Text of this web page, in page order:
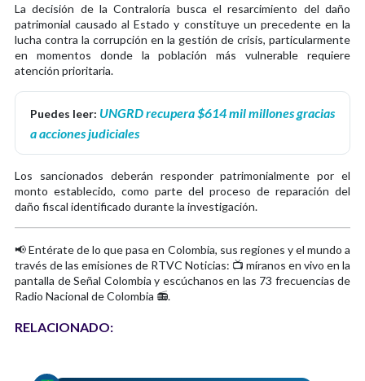
La decisión de la Contraloría busca el resarcimiento del daño
patrimonial causado al Estado y constituye un precedente en la
lucha contra la corrupción en la gestión de crisis, particularmente
en momentos donde la población más vulnerable requiere
atención prioritaria.
Puedes leer: UNGRD recupera $614 mil millones gracias
a acciones judiciales
Los sancionados deberán responder patrimonialmente por el
monto establecido, como parte del proceso de reparación del
daño fiscal identificado durante la investigación.
📢 Entérate de lo que pasa en Colombia, sus regiones y el mundo a
través de las emisiones de RTVC Noticias: 📺 míranos en vivo en la
pantalla de Señal Colombia y escúchanos en las 73 frecuencias de
Radio Nacional de Colombia 📻.
RELACIONADO: